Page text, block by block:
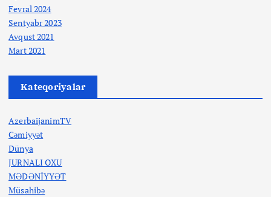
Fevral 2024
Sentyabr 2023
Avqust 2021
Mart 2021
Kateqoriyalar
AzerbaijanimTV
Cəmiyyət
Dünya
JURNALI OXU
MƏDƏNİYYƏT
Müsahibə